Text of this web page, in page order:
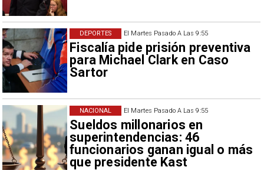
El Martes Pasado A Las 9:55
Fiscalía pide prisión preventiva
para Michael Clark en Caso
Sartor
DEPORTES
El Martes Pasado A Las 9:55
Sueldos millonarios en
superintendencias: 46
funcionarios ganan igual o más
que presidente Kast
NACIONAL